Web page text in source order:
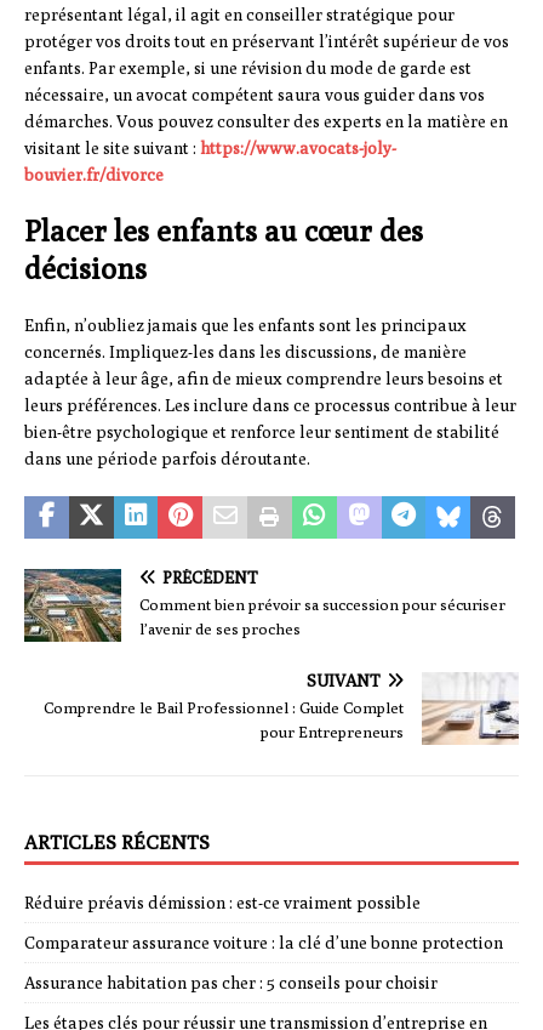
représentant légal, il agit en conseiller stratégique pour
protéger vos droits tout en préservant l’intérêt supérieur de vos
enfants. Par exemple, si une révision du mode de garde est
nécessaire, un avocat compétent saura vous guider dans vos
démarches. Vous pouvez consulter des experts en la matière en
visitant le site suivant : https://www.avocats-joly-
bouvier.fr/divorce
Placer les enfants au cœur des
décisions
Enfin, n’oubliez jamais que les enfants sont les principaux
concernés. Impliquez-les dans les discussions, de manière
adaptée à leur âge, afin de mieux comprendre leurs besoins et
leurs préférences. Les inclure dans ce processus contribue à leur
bien-être psychologique et renforce leur sentiment de stabilité
dans une période parfois déroutante.
PRÉCÉDENT
Comment bien prévoir sa succession pour sécuriser
l’avenir de ses proches
SUIVANT
Comprendre le Bail Professionnel : Guide Complet
pour Entrepreneurs
ARTICLES RÉCENTS
Réduire préavis démission : est-ce vraiment possible
Comparateur assurance voiture : la clé d’une bonne protection
Assurance habitation pas cher : 5 conseils pour choisir
Les étapes clés pour réussir une transmission d’entreprise en